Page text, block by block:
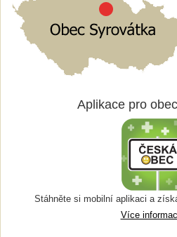
Aplikace pro
Stáhněte si mobilní aplikaci a
Více